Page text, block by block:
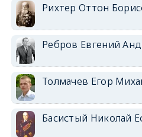
Рихтер Оттон
Ребров Евгений
Толмачев Егор
Басистый Николай